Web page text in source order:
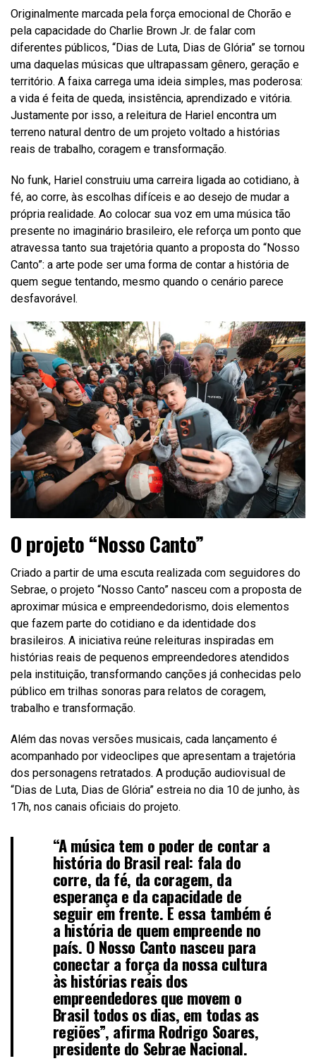
Originalmente marcada pela força emocional de Chorão e
pela capacidade do Charlie Brown Jr. de falar com
diferentes públicos, “Dias de Luta, Dias de Glória” se tornou
uma daquelas músicas que ultrapassam gênero, geração e
território. A faixa carrega uma ideia simples, mas poderosa:
a vida é feita de queda, insistência, aprendizado e vitória.
Justamente por isso, a releitura de Hariel encontra um
terreno natural dentro de um projeto voltado a histórias
reais de trabalho, coragem e transformação.
No funk, Hariel construiu uma carreira ligada ao cotidiano, à
fé, ao corre, às escolhas difíceis e ao desejo de mudar a
própria realidade. Ao colocar sua voz em uma música tão
presente no imaginário brasileiro, ele reforça um ponto que
atravessa tanto sua trajetória quanto a proposta do “Nosso
Canto”: a arte pode ser uma forma de contar a história de
quem segue tentando, mesmo quando o cenário parece
desfavorável.
O projeto “Nosso Canto”
Criado a partir de uma escuta realizada com seguidores do
Sebrae, o projeto “Nosso Canto” nasceu com a proposta de
aproximar música e empreendedorismo, dois elementos
que fazem parte do cotidiano e da identidade dos
brasileiros. A iniciativa reúne releituras inspiradas em
histórias reais de pequenos empreendedores atendidos
pela instituição, transformando canções já conhecidas pelo
público em trilhas sonoras para relatos de coragem,
trabalho e transformação.
Além das novas versões musicais, cada lançamento é
acompanhado por videoclipes que apresentam a trajetória
dos personagens retratados. A produção audiovisual de
“Dias de Luta, Dias de Glória” estreia no dia 10 de junho, às
17h, nos canais oficiais do projeto.
“A música tem o poder de contar a
história do Brasil real: fala do
corre, da fé, da coragem, da
esperança e da capacidade de
seguir em frente. E essa também é
a história de quem empreende no
país. O Nosso Canto nasceu para
conectar a força da nossa cultura
às histórias reais dos
empreendedores que movem o
Brasil todos os dias, em todas as
regiões”, afirma Rodrigo Soares,
presidente do Sebrae Nacional.